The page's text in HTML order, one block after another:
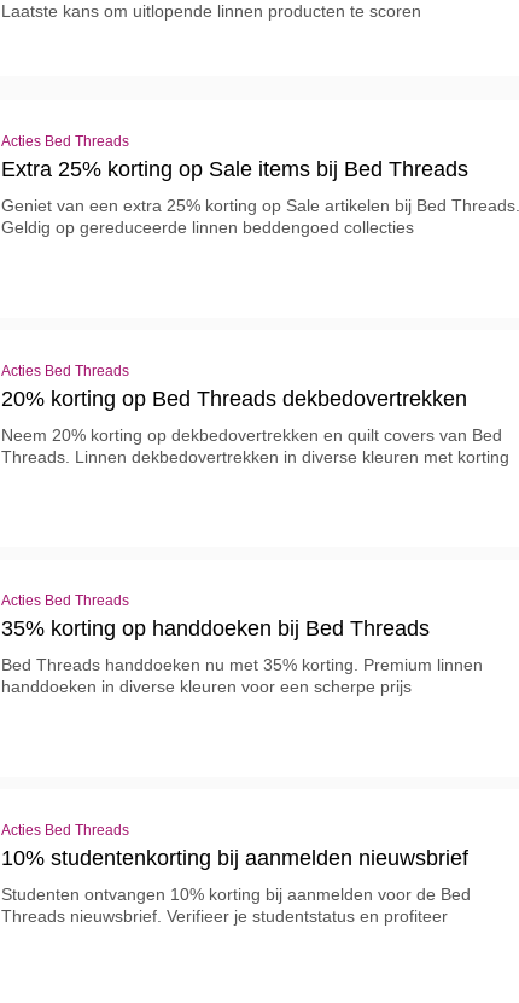
Laatste kans om uitlopende linnen producten te scoren
Acties Bed Threads
Extra 25% korting op Sale items bij Bed Threads
Geniet van een extra 25% korting op Sale artikelen bij Bed Threads.
Geldig op gereduceerde linnen beddengoed collecties
Acties Bed Threads
20% korting op Bed Threads dekbedovertrekken
Neem 20% korting op dekbedovertrekken en quilt covers van Bed
Threads. Linnen dekbedovertrekken in diverse kleuren met korting
Acties Bed Threads
35% korting op handdoeken bij Bed Threads
Bed Threads handdoeken nu met 35% korting. Premium linnen
handdoeken in diverse kleuren voor een scherpe prijs
Acties Bed Threads
10% studentenkorting bij aanmelden nieuwsbrief
Studenten ontvangen 10% korting bij aanmelden voor de Bed
Threads nieuwsbrief. Verifieer je studentstatus en profiteer